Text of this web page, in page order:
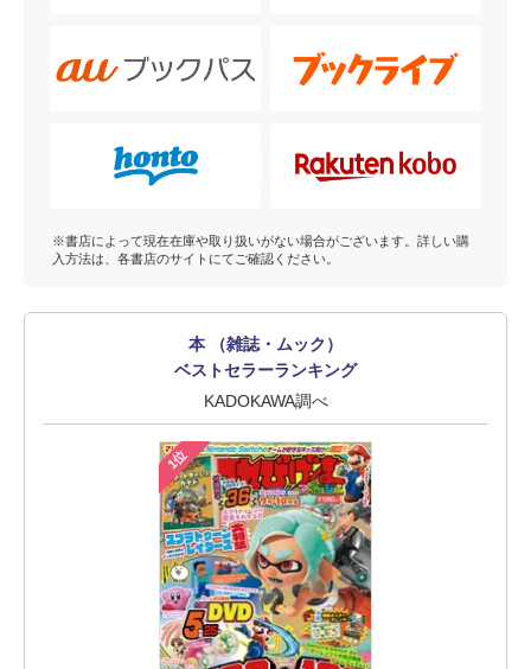
※書店によって現在在庫や取り扱いがない場合がございます。詳しい購
入方法は、各書店のサイトにてご確認ください。
本 （雑誌・ムック）
ベストセラーランキング
KADOKAWA調べ
1位